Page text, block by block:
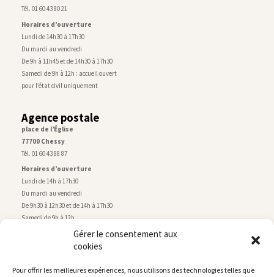
Gérer le consentement aux
cookies
Pour offrir les meilleures expériences, nous utilisons des technologies telles que
Tél. 01 60 43 80 21
Horaires d’ouverture
Lundi de 14h30 à 17h30
Du mardi au vendredi
De 9h à 11h45 et de 14h30 à 17h30
Samedi de 9h à 12h : accueil ouvert
pour l’état civil uniquement
Agence postale
place de l’Église
77700 Chessy
Tél. 01 60 43 88 87
Horaires d’ouverture
Lundi de 14h à 17h30
Du mardi au vendredi
De 9h30 à 12h30 et de 14h à 17h30
Samedi de 9h à 12h
Service technique
rue de Montry–77700 Chessy